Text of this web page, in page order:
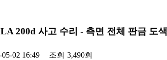
200d 사고 수리 - 측면 전체 판금 도색
05-02 16:49 조회 3,490회